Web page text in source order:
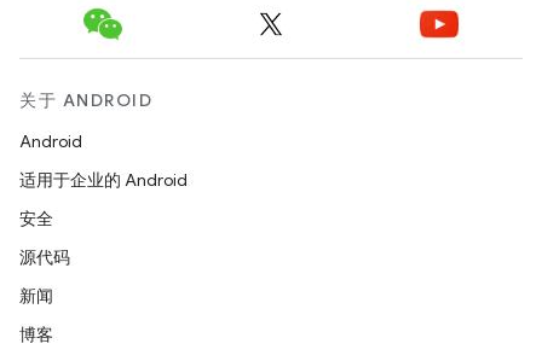
关于 ANDROID
Android
适用于企业的 Android
安全
源代码
新闻
博客